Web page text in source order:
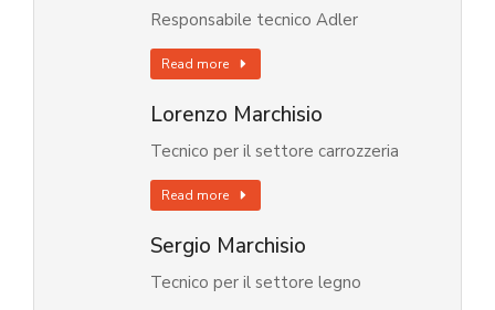
Responsabile tecnico Adler
Read more
Lorenzo Marchisio
Tecnico per il settore carrozzeria
Read more
Sergio Marchisio
Tecnico per il settore legno